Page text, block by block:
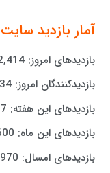
آمار بازدید سایت
بازدیدهای امروز:
بازدیدکنندگان امروز:
بازدیدهای این هفته:
بازدیدهای این ماه:
بازدیدهای امسال: